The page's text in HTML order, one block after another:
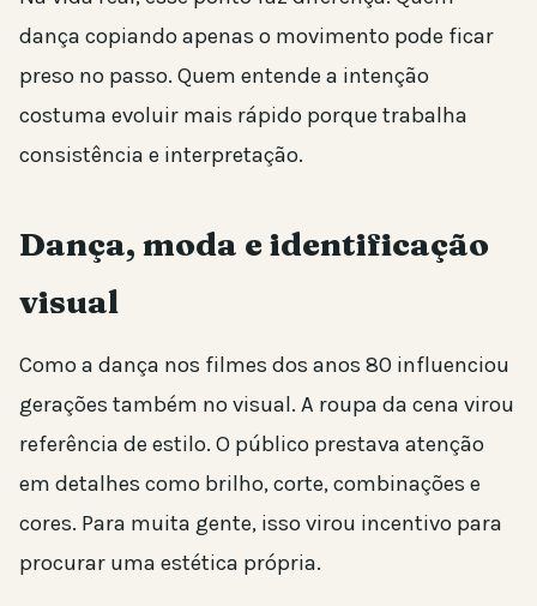
dança copiando apenas o movimento pode ficar
preso no passo. Quem entende a intenção
costuma evoluir mais rápido porque trabalha
consistência e interpretação.
Dança, moda e identificação
visual
Como a dança nos filmes dos anos 80 influenciou
gerações também no visual. A roupa da cena virou
referência de estilo. O público prestava atenção
em detalhes como brilho, corte, combinações e
cores. Para muita gente, isso virou incentivo para
procurar uma estética própria.